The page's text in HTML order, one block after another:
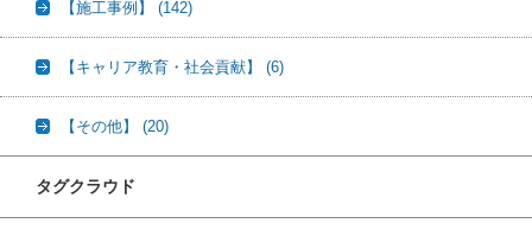
【施工事例】 (142)
【キャリア教育・社会貢献】 (6)
【その他】 (20)
タグクラウド